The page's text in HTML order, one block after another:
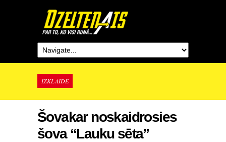
IZKLAIDE
Šovakar noskaidrosies
šova “Lauku sēta”